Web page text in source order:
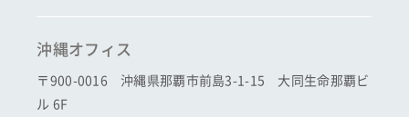
沖縄オフィス
〒900-0016 沖縄県那覇市前島3-1-15 大同生命那覇ビ
ル 6F